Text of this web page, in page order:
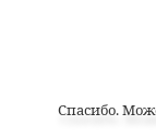
Спасибо.